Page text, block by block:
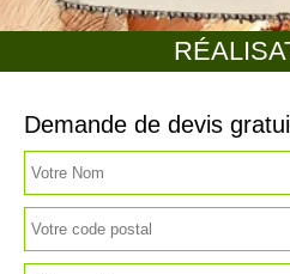
Demande de devis